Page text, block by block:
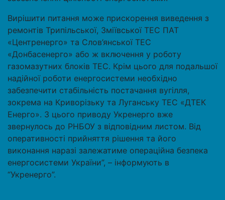
Вирішити питання може прискорення виведення з
ремонтів Трипільської, Зміївської ТЕС ПАТ
«Центренерго» та Слов’янської ТЕС
«Донбасенерго» або ж включення у роботу
газомазутних блоків ТЕС. Крім цього для подальшої
надійної роботи енергосистеми необхідно
забезпечити стабільність постачання вугілля,
зокрема на Криворізьку та Луганську ТЕС «ДТЕК
Енерго». З цього приводу Укренерго вже
звернулось до РНБОУ з відповідним листом. Від
оперативності прийняття рішення та його
виконання наразі залежатиме операційна безпека
енергосистеми України”, – інформують в
“Укренерго”.